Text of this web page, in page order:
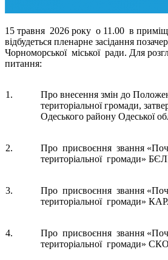
15 травня 2026 року о 11.00 в
відбудеться пленарне засідання
Чорноморської міської ради. Для
питання:
1.
Про внесення змін до
територіальної громади,
Одеського району Одеської
2.
Про присвоєння звання
територіальної громади»
3.
Про присвоєння звання
територіальної громади»
4.
Про присвоєння звання
територіальної громади»